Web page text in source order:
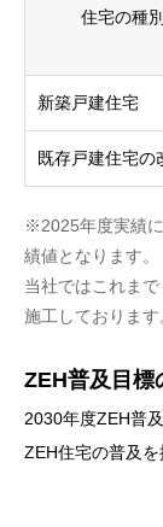
住宅の種別
新築戸建住宅
既存戸建住宅の
※2025年度実績
績値となります。
当社ではこれま
施工しております
ZEH普及目標
2030年度ZEH普
ZEH住宅の普及を